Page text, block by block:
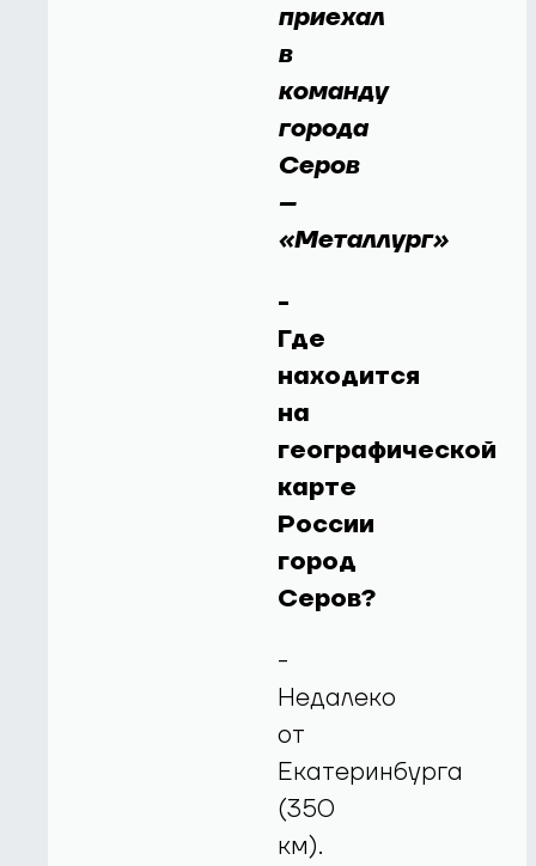
приехал
в
команду
города
Серов
–
«Металлург»
-
Где
находится
на
географической
карте
России
город
Серов?
-
Недалеко
от
Екатеринбурга
(350
км).